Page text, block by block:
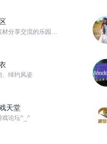
这里是素材分享交流的乐园！期待大家能多分享自己收藏的影视后期、平面设计、网站制作等一切工作中可以用到...
、绰约风姿
天堂
戏论坛^_^